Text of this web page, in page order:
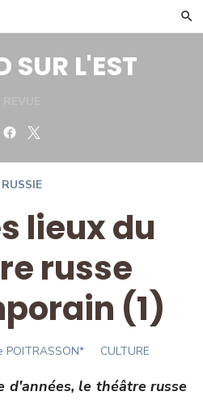
SUR L'EST
Facebook
RUSSIE
lieux du
russe
(1)
POITRASSON* CULTURE
d'années, le théâtre russe